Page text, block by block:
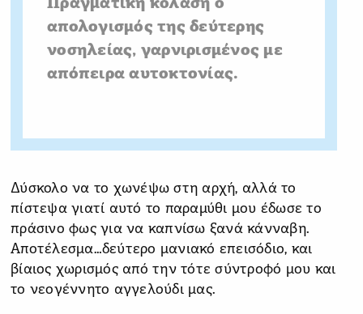
απολογισμός της δεύτερης
νοσηλείας, γαρνιρισμένος με
απόπειρα αυτοκτονίας.
Δύσκολο να το χωνέψω στη αρχή, αλλά το
πίστεψα γιατί αυτό το παραμύθι μου έδωσε το
πράσινο φως για να καπνίσω ξανά κάνναβη.
Αποτέλεσμα…δεύτερο μανιακό επεισόδιο, και
βίαιος χωρισμός από την τότε σύντροφό μου και
το νεογέννητο αγγελούδι μας.